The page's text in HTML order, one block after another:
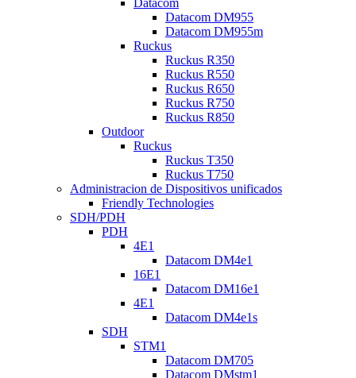
Datacom
Datacom DM955
Datacom DM955m
Ruckus
Ruckus R350
Ruckus R550
Ruckus R650
Ruckus R750
Ruckus R850
Outdoor
Ruckus
Ruckus T350
Ruckus T750
Administracion de Dispositivos unificados
Friendly Technologies
SDH/PDH
PDH
4E1
Datacom DM4e1
16E1
Datacom DM16e1
4E1
Datacom DM4e1s
SDH
STM1
Datacom DM705
Datacom DMstm1